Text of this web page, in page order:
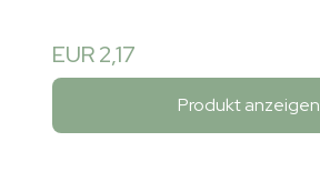
EUR 2,17
Produkt anzeigen